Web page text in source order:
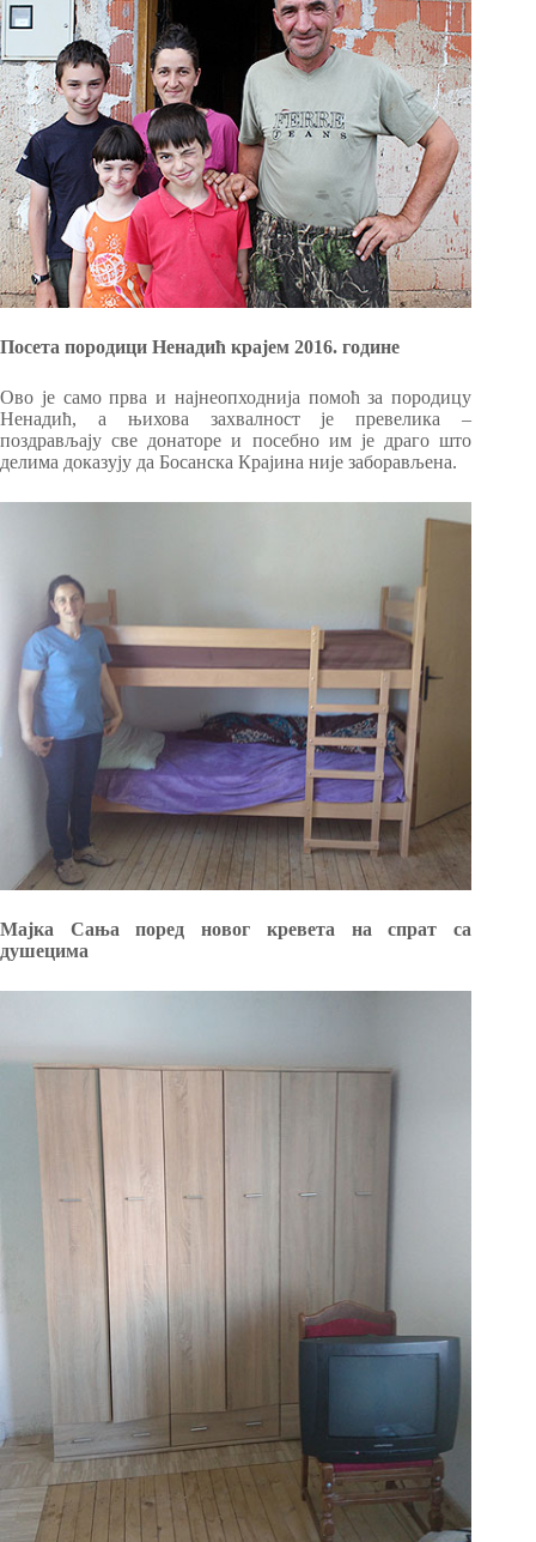
Посета породици Ненадић крајем 2016. године
Ово је само прва и најнеопходнија помоћ за породицу
Ненадић, а њихова захвалност је превелика –
поздрављају све донаторе и посебно им је драго што
делима доказују да Босанска Крајина није заборављена.
Мајка Сања поред новог кревета на спрат са
душецима